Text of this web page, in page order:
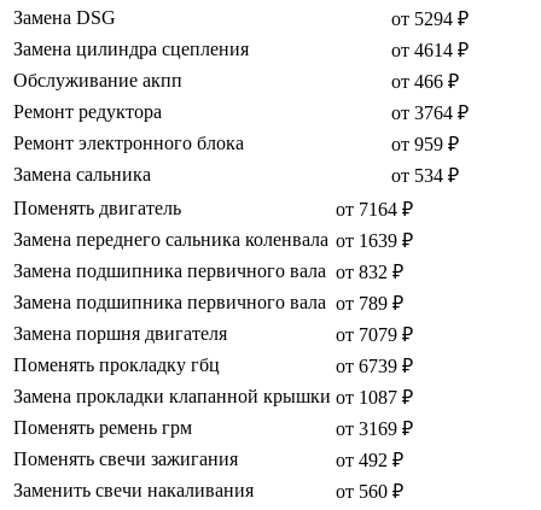
Замена DSG
от 5294 ₽
Замена цилиндра сцепления
от 4614 ₽
Обслуживание акпп
от 466 ₽
Ремонт редуктора
от 3764 ₽
Ремонт электронного блока
от 959 ₽
Замена сальника
от 534 ₽
Поменять двигатель
от 7164 ₽
Замена переднего сальника коленвала от 1639 ₽
Замена подшипника первичного вала от 832 ₽
Замена подшипника первичного вала от 789 ₽
Замена поршня двигателя
от 7079 ₽
Поменять прокладку гбц
от 6739 ₽
Замена прокладки клапанной крышки от 1087 ₽
Поменять ремень грм
от 3169 ₽
Поменять свечи зажигания
от 492 ₽
Заменить свечи накаливания
от 560 ₽